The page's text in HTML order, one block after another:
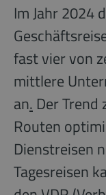
Im Jahr 2024
fast vier von
mittlere
an. Der Trend
Routen
Dienstreisen
Tagesreisen